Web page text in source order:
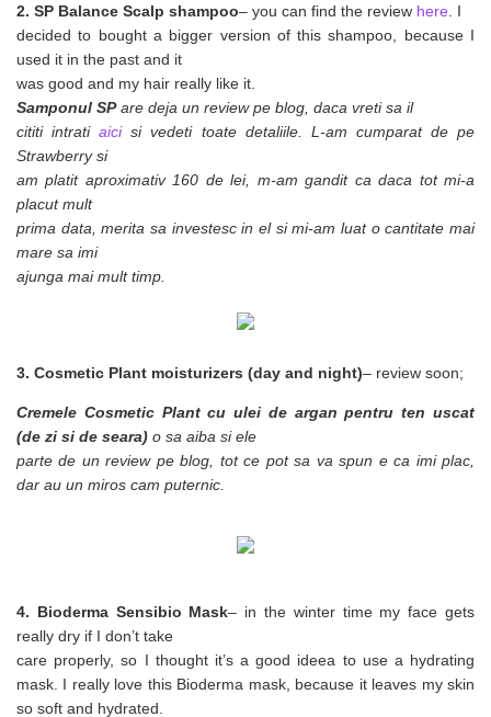
2. SP Balance Scalp shampoo– you can find the review here . I
decided to bought a bigger version of this shampoo, because I
used it in the past and it
was good and my hair really like it.
Samponul SPare deja un review pe blog, daca vreti sa il
cititi intratiaicisi vedeti toate detaliile. L-am cumparat de pe
Strawberry si
am platit aproximativ 160 de lei, m-am gandit ca daca tot mi-a
placut mult
prima data, merita sa investesc in el si mi-am luat o cantitate mai
mare sa imi
ajunga mai mult timp.
3. Cosmetic Plant moisturizers (day and night)– review soon;
Cremele Cosmetic Plant cu ulei de argan pentru ten uscat
(de zi si de seara) o sa aiba si ele
parte de un review pe blog, tot ce pot sa va spun e ca imi plac,
dar au un miros cam puternic.
4. Bioderma Sensibio Mask– in the winter time my face gets
really dry if I don’t take
care properly, so I thought it’s a good ideea to use a hydrating
mask. I really love this Bioderma mask, because it leaves my skin
so soft and hydrated.